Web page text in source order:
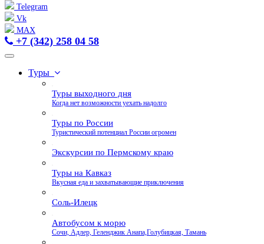
Telegram
Vk
MAX
+7 (342) 258 04 58
Туры
Туры выходного дня
Когда нет возможности уехать надолго
Туры по России
Туристический потенциал России огромен
Экскурсии по Пермскому краю
Туры на Кавказ
Вкусная еда и захватывающие приключения
Соль-Илецк
Автобусом к морю
Сочи, Адлер, Геленджик Анапа,Голубицкая, Тамань